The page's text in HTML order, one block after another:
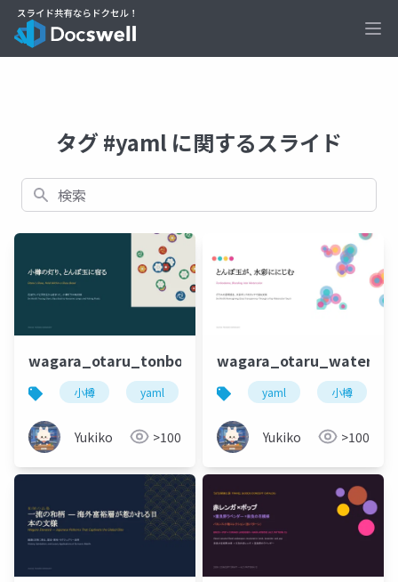
タグ #yaml に関するスライド
検索
wagara_otaru_tonbodama_series.pptx
小樽 yaml ８２
Yukiko >100
yaml 小樽
Yukiko >100